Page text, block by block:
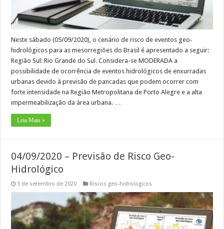
Neste sábado (05/09/2020), o cenário de risco de eventos geo-
hidrológicos para as mesorregiões do Brasil é apresentado a seguir:
Região Sul: Rio Grande do Sul. Considera-se MODERADA a
possibilidade de ocorrência de eventos hidrológicos de enxurradas
urbanas devido à previsão de pancadas que podem ocorrer com
forte intensidade na Região Metropolitana de Porto Alegre e a alta
impermeabilização da área urbana. …
Leia Mais »
04/09/2020 – Previsão de Risco Geo-
Hidrológico
3 de setembro de 2020 Riscos geo-hidrologicos